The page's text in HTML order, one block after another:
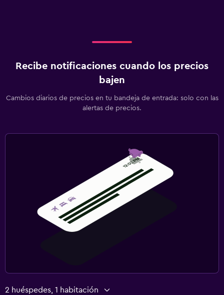
Recibe notificaciones cuando los precios
bajen
Cambios diarios de precios en tu bandeja de entrada: solo con las
alertas de precios.
2 huéspedes, 1 habitación